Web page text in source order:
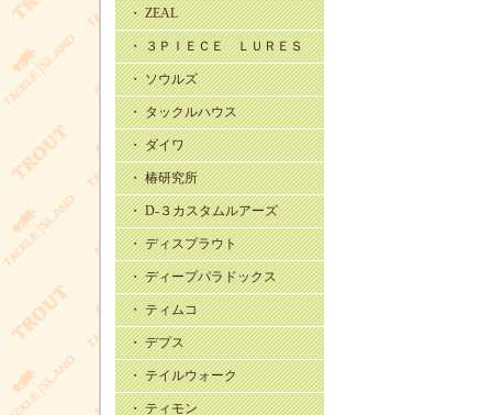
・ ZEAL
・ ３ＰＩＥＣＥ ＬＵＲＥＳ
・ ソウルズ
・ タックルハウス
・ ダイワ
・ 椿研究所
・ D-３カスタムルアーズ
・ ディスプラウト
・ ディープパラドックス
・ ティムコ
・ デプス
・ テイルウォーク
・ ティモン